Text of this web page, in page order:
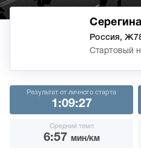
Россия,
Стартовый
Результат от личного старта
1:09:27
Средний темп
6:57 мин/км